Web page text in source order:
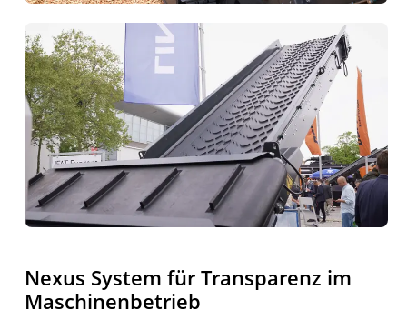
Nexus System für Transparenz im
Maschinenbetrieb